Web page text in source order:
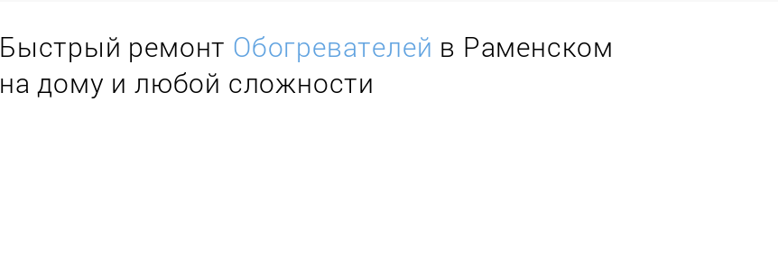
Быстрый ремонт Обогревателей в Раменском
на дому и любой сложности